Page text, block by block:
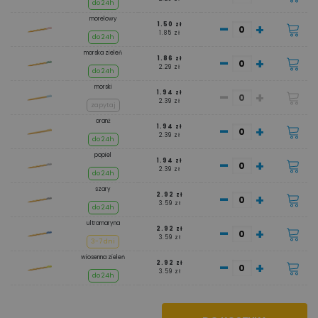
do 24h
morelowy
do 24h
1.50 zł
1.85 zł
- +
morska zieleń
do 24h
1.86 zł
2.29 zł
- +
morski
zapytaj
1.94 zł
2.39 zł
- +
oranż
do 24h
1.94 zł
2.39 zł
- +
popiel
do 24h
1.94 zł
2.39 zł
- +
szary
do 24h
2.92 zł
3.59 zł
- +
ultramaryna
3-7 dni
2.92 zł
3.59 zł
- +
wiosenna zieleń
do 24h
2.92 zł
3.59 zł
- +